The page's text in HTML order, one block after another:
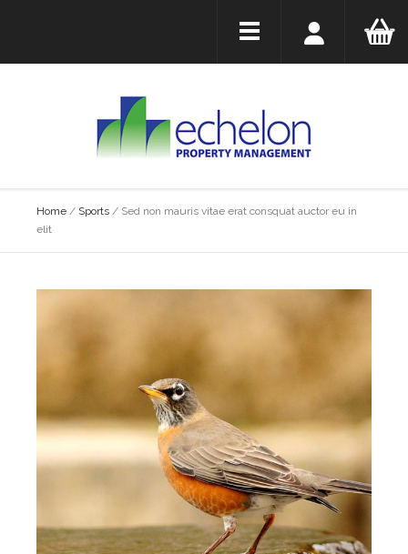
Home / Sports / Sed non mauris vitae erat consquat auctor eu in
elit